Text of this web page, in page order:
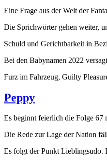
Eine Frage aus der Welt der
Die Sprichwörter gehen weiter,
Schuld und Gerichtbarkeit in
Bei den Babynamen 2022
Furz im Fahrzeug, Guilty
Peppy
Es beginnt feierlich die Folge
Die Rede zur Lage der Nation
Es folgt der Punkt Lieblingsudo.